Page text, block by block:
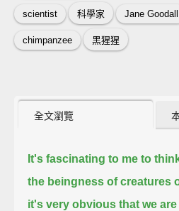
scientist 科學家 Jane Goodall
chimpanzee 黑猩猩
全文瀏覽
It's fascinating to me to
the beingness of creatures
it's very obvious that we are